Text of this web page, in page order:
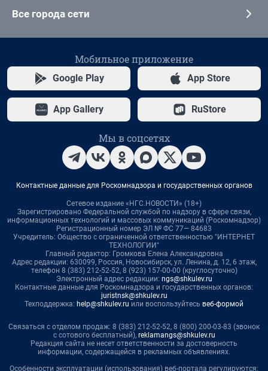
Все города сети
Мобильное приложение
Google Play App Store
App Gallery RuStore
Мы в соцсетях
Контактные данные для Роскомнадзора и государственных органов
Сетевое издание «НГС.НОВОСТИ» (18+)
Зарегистрировано Федеральной службой по надзору в сфере связи,
информационных технологий и массовых коммуникаций (Роскомнадзор)
Регистрационный номер ЭЛ № ФС 77— 84683
Учредитель: Общество с ограниченной ответственностью "ИНТЕРНЕТ
ТЕХНОЛОГИИ"
Главный редактор: Громкова Елена Александровна
Адрес редакции: 630099, Россия, Новосибирск, ул. Ленина, д. 12, 6 этаж,
телефон 8 (383) 212-52-52, 8 (923) 157-00-00 (круглосуточно)
Электронный адрес редакции: ngs@shkulev.ru
Контактные данные для Роскомнадзора и государственных органов:
juristnsk@shkulev.ru
Техподдержка: help@shkulev.ru или воспользуйтесь веб-формой
Связаться с отделом продаж: 8 (383) 212-52-52, 8 (800) 200-03-83 (звонок
с сотового бесплатный), reklamangs@shkulev.ru
Редакция сайта не несет ответственности за достоверность
информации, содержащейся в рекламных объявлениях.
Особенности эксплуатации (использования) веб-портала регулируются: